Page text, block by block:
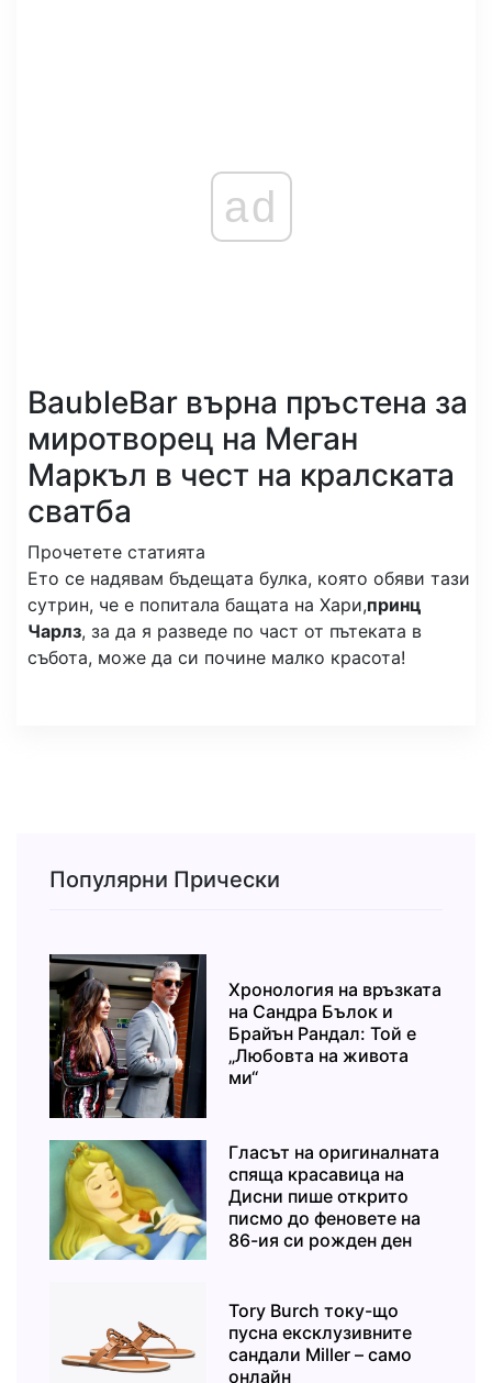
ad
BaubleBar върна пръстена за
миротворец на Меган
Маркъл в чест на кралската
сватба
Прочетете статията
Ето се надявам бъдещата булка, която обяви тази
сутрин, че е попитала бащата на Хари,принц
Чарлз, за да я разведе по част от пътеката в
събота, може да си почине малко красота!
Популярни Прически
Хронология на връзката
на Сандра Бълок и
Брайън Рандал: Той е
„Любовта на живота
ми“
Гласът на оригиналната
спяща красавица на
Дисни пише открито
писмо до феновете на
86-ия си рожден ден
Tory Burch току-що
пусна ексклузивните
сандали Miller – само
онлайн